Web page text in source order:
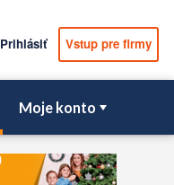
Prihlásiť Vstup pre firmy
Moje konto